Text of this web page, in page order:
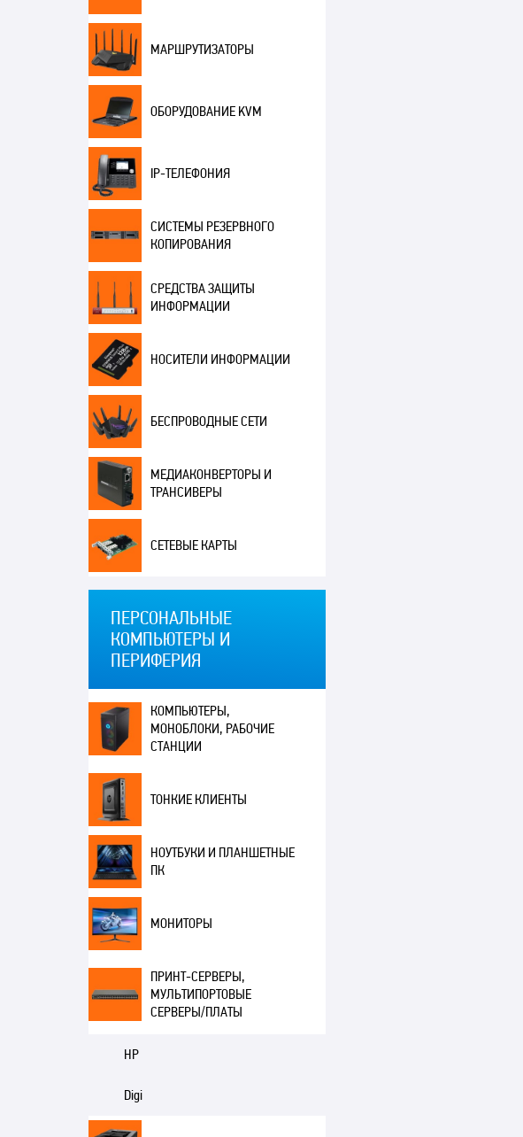
МАРШРУТИЗАТОРЫ
ОБОРУДОВАНИЕ KVM
IP-ТЕЛЕФОНИЯ
СИСТЕМЫ РЕЗЕРВНОГО
КОПИРОВАНИЯ
СРЕДСТВА ЗАЩИТЫ
ИНФОРМАЦИИ
НОСИТЕЛИ ИНФОРМАЦИИ
БЕСПРОВОДНЫЕ СЕТИ
МЕДИАКОНВЕРТОРЫ И
ТРАНСИВЕРЫ
СЕТЕВЫЕ КАРТЫ
ПЕРСОНАЛЬНЫЕ
КОМПЬЮТЕРЫ И
ПЕРИФЕРИЯ
КОМПЬЮТЕРЫ,
МОНОБЛОКИ, РАБОЧИЕ
СТАНЦИИ
ТОНКИЕ КЛИЕНТЫ
НОУТБУКИ И ПЛАНШЕТНЫЕ
ПК
МОНИТОРЫ
ПРИНТ-СЕРВЕРЫ,
МУЛЬТИПОРТОВЫЕ
СЕРВЕРЫ/ПЛАТЫ
HP
Digi